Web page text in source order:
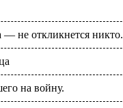
не откликнется никто.
на войну.